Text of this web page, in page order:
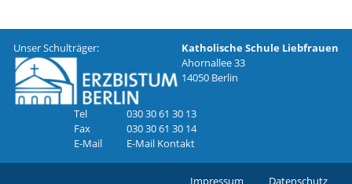
Unser Schulträger:
Katholische Schule Liebfrauen
Ahornallee 33
14050 Berlin
Tel
030 30 61 30 13
Fax
030 30 61 30 14
E-Mail
E-Mail Kontakt
Impressum Datenschutz